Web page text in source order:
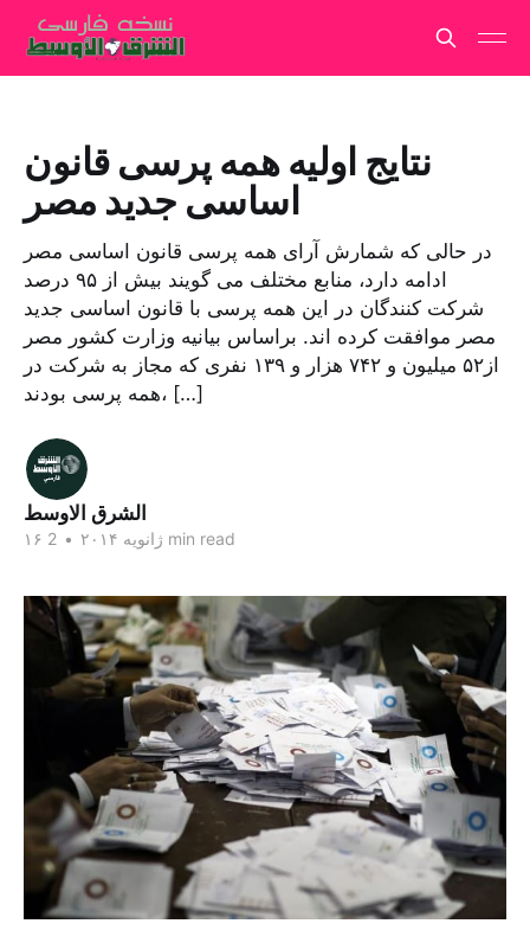
نتایج اولیه همه پرسی قانون
اساسی جدید مصر
در حالی که شمارش آرای همه پرسی قانون اساسی مصر
ادامه دارد، منابع مختلف می گویند بیش از ۹۵ درصد
شرکت کنندگان در این همه پرسی با قانون اساسی جدید
مصر موافقت کرده اند. براساس بیانیه وزارت کشور مصر
از۵۲ میلیون و ۷۴۲ هزار و ۱۳۹ نفری که مجاز به شرکت در
همه ‌پرسی بودند، […]
الشرق الاوسط
۱۶ ژانویه ۲۰۱۴ • 2 min read